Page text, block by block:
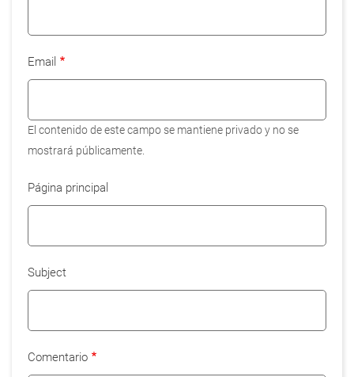
Email
El contenido de este campo se mantiene privado y no se
mostrará públicamente.
Página principal
Subject
Comentario